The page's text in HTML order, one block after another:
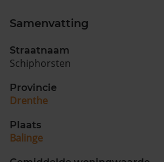
Samenvatting
Straatnaam
Schiphorsten
Provincie
Drenthe
Plaats
Balinge